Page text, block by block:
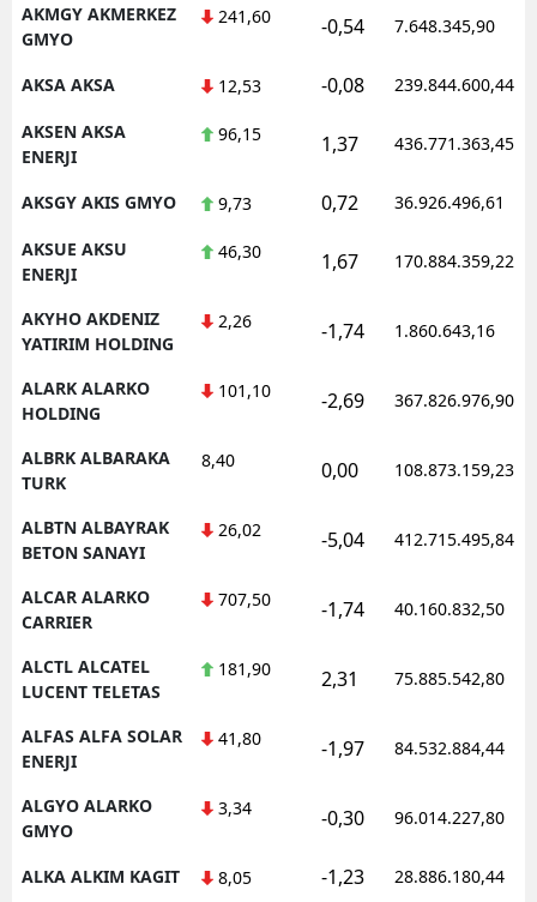
AKMGY AKMERKEZ
GMYO
241,60 -0,54 7.648.345,90
AKSA AKSA 12,53 -0,08 239.844.600,44
AKSEN AKSA
ENERJI
96,15 1,37 436.771.363,45
AKSGY AKIS GMYO 9,73 0,72 36.926.496,61
AKSUE AKSU
ENERJI
46,30 1,67 170.884.359,22
AKYHO AKDENIZ
YATIRIM HOLDING
2,26 -1,74 1.860.643,16
ALARK ALARKO
HOLDING
101,10 -2,69 367.826.976,90
ALBRK ALBARAKA
TURK
8,40 0,00 108.873.159,23
ALBTN ALBAYRAK
BETON SANAYI
26,02 -5,04 412.715.495,84
ALCAR ALARKO
CARRIER
707,50 -1,74 40.160.832,50
ALCTL ALCATEL
LUCENT TELETAS
181,90 2,31 75.885.542,80
ALFAS ALFA SOLAR
ENERJI
41,80 -1,97 84.532.884,44
ALGYO ALARKO
GMYO
3,34 -0,30 96.014.227,80
ALKA ALKIM KAGIT 8,05 -1,23 28.886.180,44